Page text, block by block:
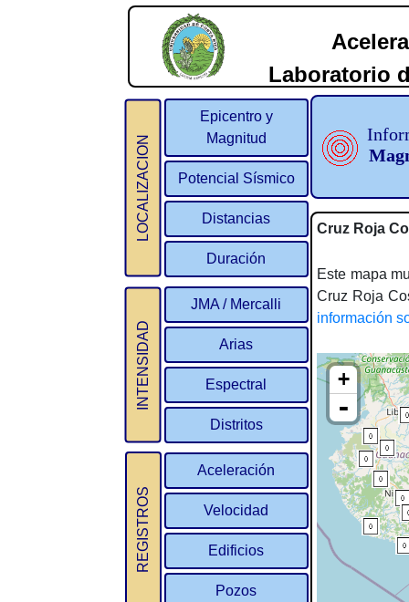
Laboratorio
2
LOCALIZACION
Epicentro y
Magnitud
Potencial Sísmico
Distancias
Duración
INTENSIDAD
JMA / Mercalli
Arias
Espectral
Distritos
REGISTROS
Aceleración
Velocidad
Edificios
Pozos
Cruz Roja
Este mapa
Cruz Roja
información